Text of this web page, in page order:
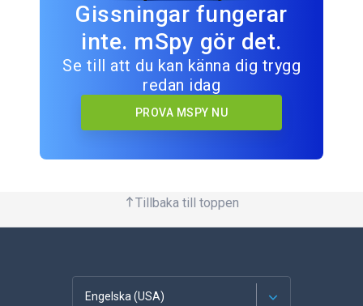
Gissningar fungerar
inte. mSpy gör det.
Se till att du kan känna dig trygg
redan idag
PROVA MSPY NU
Tillbaka till toppen
Engelska (USA)